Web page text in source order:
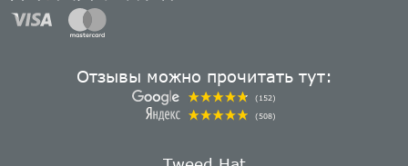
Отзывы можно прочитать тут:
(152)
(508)